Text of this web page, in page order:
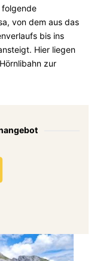
folgende
von dem aus das
bis ins
Hier liegen
zur